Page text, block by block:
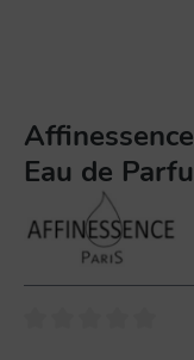
Eau de